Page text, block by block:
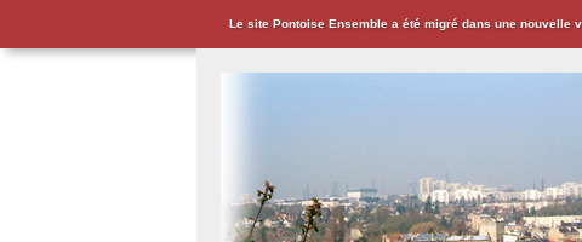
Le site Pontoise Ensemble a été migré dans une nouvelle